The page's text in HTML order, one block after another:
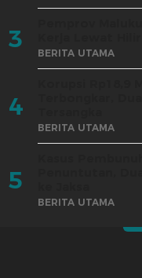
3 BERITA UTAMA
4
BERITA UTAMA
5
BERITA UTAMA